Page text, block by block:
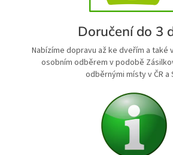
Doručení do 3
Nabízíme dopravu až ke dveřím a také
osobním odběrem v podobě
odběrnými místy v ČR a